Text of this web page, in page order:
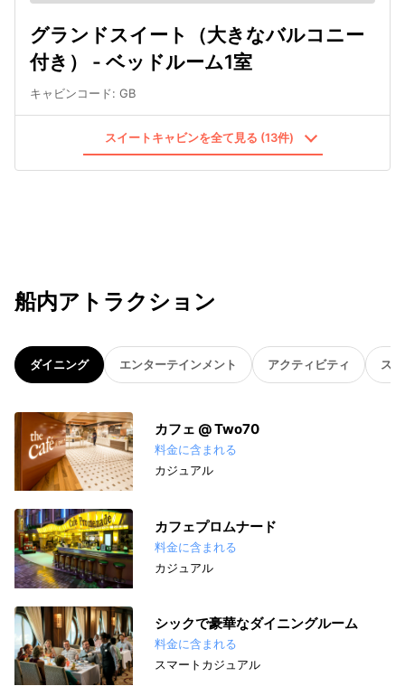
グランドスイート（大きなバルコニー
付き） - ベッドルーム1室
キャビンコード: GB
スイートキャビンを全て見る (13件)
船内アトラクション
ダイニング エンターテインメント アクティビティ ス
カフェ @ Two70
料金に含まれる
カジュアル
カフェプロムナード
料金に含まれる
カジュアル
シックで豪華なダイニングルーム
料金に含まれる
スマートカジュアル